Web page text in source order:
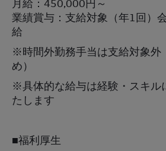
業績賞与：支給対象（年1回）
給
※時間外勤務手当は支給対象外
め）
※具体的な給与は経験・スキル
たします
■福利厚生